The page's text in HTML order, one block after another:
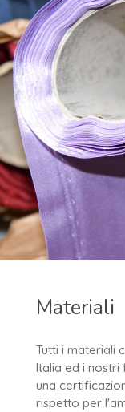
Materiali
Tutti i materiali
Italia ed i nostri
una
rispetto per